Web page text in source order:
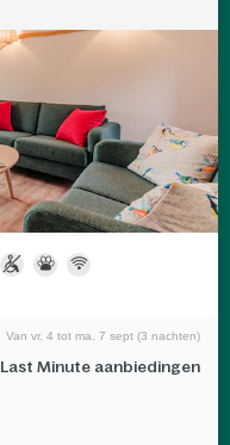
Last Minute aanbiedingen
Van vr. 4 tot ma. 7 sept (3 nachten)